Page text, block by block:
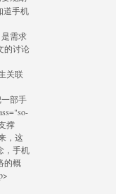
道手机
需求
的讨论
关联
部手
撑
，这
，手机
的概